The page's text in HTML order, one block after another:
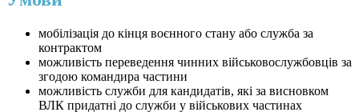
мобілізація до кінця воєнного стану або служба за
контрактом
можливість переведення чинних військовослужбовців за
згодою командира частини
можливість служби для кандидатів, які за висновком
ВЛК придатні до служби у військових частинах